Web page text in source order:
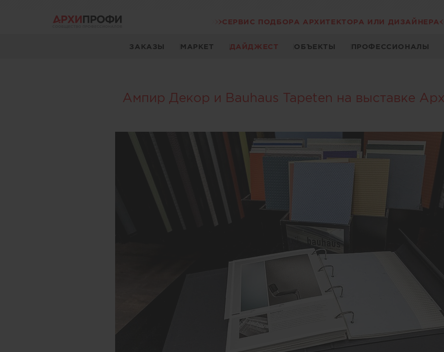
СЕРВИС ПОДБОРА АРХИТЕКТОРА ИЛИ ДИЗАЙНЕРА
ЗАКАЗЫ МАРКЕТ ДАЙДЖЕСТ ОБЪЕКТЫ ПРОФЕССИОНАЛЫ
Ампир Декор и Bauhaus Tapeten на выставке